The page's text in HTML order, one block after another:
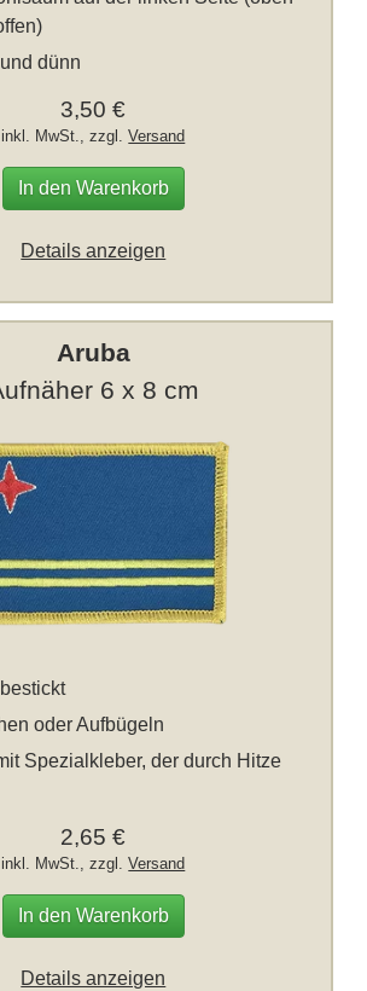
dünn
3,50 €
inkl. MwSt., zzgl.Versand
In den Warenkorb
Details anzeigen
Aruba
6 x 8 cm
oder Aufbügeln
Spezialkleber, der durch Hitze
2,65 €
inkl. MwSt., zzgl.Versand
In den Warenkorb
Details anzeigen